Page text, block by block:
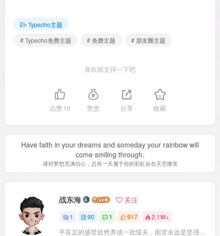
Typecho主题
# Typecho免费主题
# 免费主题 # 朋友圈主题
喜欢就支持一下吧
点赞10 赞赏 分享 收藏
Have faith in your dreams and someday your rainbow will
come smiling through.
请对梦想充满信心，总有一天属于你的彩虹会在天空微笑
战东海 关注
1 90 1 917 2.1W+
平富足的盛世徒然养成一批懦夫，困苦永远是坚强之母